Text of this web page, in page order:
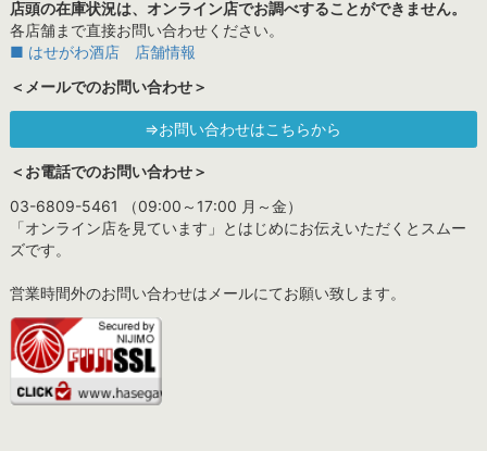
店頭の在庫状況は、オンライン店でお調べすることができません。
各店舗まで直接お問い合わせください。
■ はせがわ酒店 店舗情報
＜メールでのお問い合わせ＞
⇒お問い合わせはこちらから
＜お電話でのお問い合わせ＞
03-6809-5461 （09:00～17:00 月～金）
「オンライン店を見ています」とはじめにお伝えいただくとスムー
ズです。
営業時間外のお問い合わせはメールにてお願い致します。